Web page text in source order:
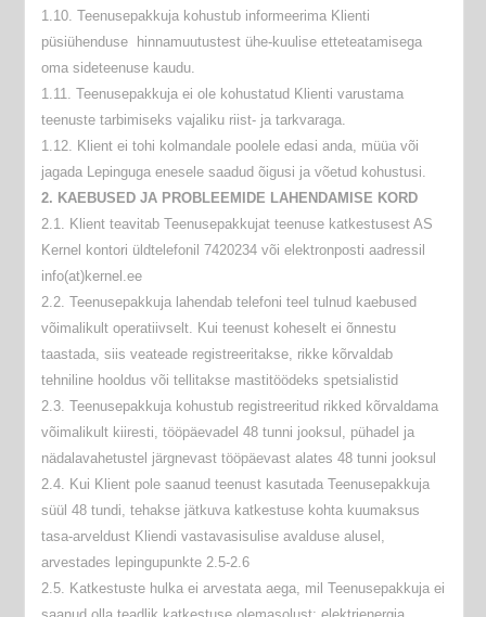
1.10. Teenusepakkuja kohustub informeerima Klienti
püsiühenduse hinnamuutustest ühe-kuulise etteteatamisega
oma sideteenuse kaudu.
1.11. Teenusepakkuja ei ole kohustatud Klienti varustama
teenuste tarbimiseks vajaliku riist- ja tarkvaraga.
1.12. Klient ei tohi kolmandale poolele edasi anda, müüa või
jagada Lepinguga enesele saadud õigusi ja võetud kohustusi.
2. KAEBUSED JA PROBLEEMIDE LAHENDAMISE KORD
2.1. Klient teavitab Teenusepakkujat teenuse katkestusest AS
Kernel kontori üldtelefonil 7420234 või elektronposti aadressil
info(at)kernel.ee
2.2. Teenusepakkuja lahendab telefoni teel tulnud kaebused
võimalikult operatiivselt. Kui teenust koheselt ei õnnestu
taastada, siis veateade registreeritakse, rikke kõrvaldab
tehniline hooldus või tellitakse mastitöödeks spetsialistid
2.3. Teenusepakkuja kohustub registreeritud rikked kõrvaldama
võimalikult kiiresti, tööpäevadel 48 tunni jooksul, pühadel ja
nädalavahetustel järgnevast tööpäevast alates 48 tunni jooksul
2.4. Kui Klient pole saanud teenust kasutada Teenusepakkuja
süül 48 tundi, tehakse jätkuva katkestuse kohta kuumaksus
tasa-arveldust Kliendi vastavasisulise avalduse alusel,
arvestades lepingupunkte 2.5-2.6
2.5. Katkestuste hulka ei arvestata aega, mil Teenusepakkuja ei